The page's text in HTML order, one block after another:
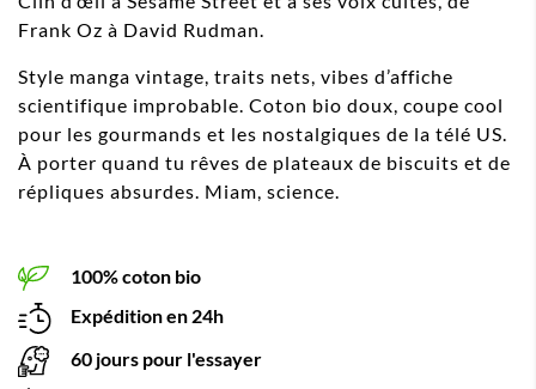
Frank Oz à David Rudman.
Style manga vintage, traits nets, vibes d’affiche
scientifique improbable. Coton bio doux, coupe cool
pour les gourmands et les nostalgiques de la télé US.
À porter quand tu rêves de plateaux de biscuits et de
répliques absurdes. Miam, science.
100% coton bio
Expédition en 24h
60 jours pour l'essayer